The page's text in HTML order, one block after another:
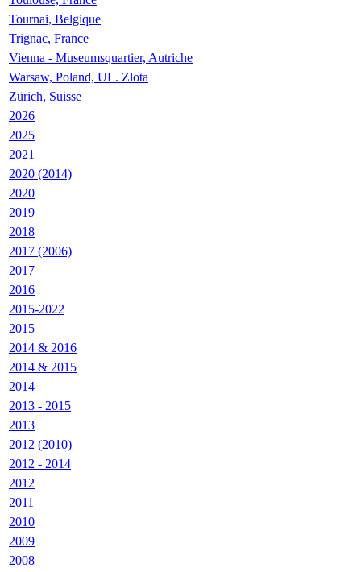
Tournai, Belgique
Trignac, France
Vienna - Museumsquartier, Autriche
Warsaw, Poland, UL. Zlota
Zürich, Suisse
2026
2025
2021
2020 (2014)
2020
2019
2018
2017 (2006)
2017
2016
2015-2022
2015
2014 & 2016
2014 & 2015
2014
2013 - 2015
2013
2012 (2010)
2012 - 2014
2012
2011
2010
2009
2008